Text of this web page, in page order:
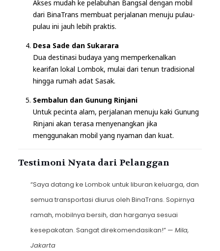
Akses mudah ke pelabuhan Bangsal dengan mobil
dari BinaTrans membuat perjalanan menuju pulau-
pulau ini jauh lebih praktis.
Desa Sade dan Sukarara
Dua destinasi budaya yang memperkenalkan
kearifan lokal Lombok, mulai dari tenun tradisional
hingga rumah adat Sasak.
Sembalun dan Gunung Rinjani
Untuk pecinta alam, perjalanan menuju kaki Gunung
Rinjani akan terasa menyenangkan jika
menggunakan mobil yang nyaman dan kuat.
Testimoni Nyata dari Pelanggan
“Saya datang ke Lombok untuk liburan keluarga, dan
semua transportasi diurus oleh BinaTrans. Sopirnya
ramah, mobilnya bersih, dan harganya sesuai
kesepakatan. Sangat direkomendasikan!” — Mila,
Jakarta